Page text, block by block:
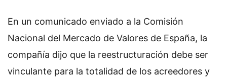
En un comunicado enviado a la Comisión
Nacional del Mercado de Valores de España, la
compañía dijo que la reestructuración debe ser
vinculante para la totalidad de los acreedores y